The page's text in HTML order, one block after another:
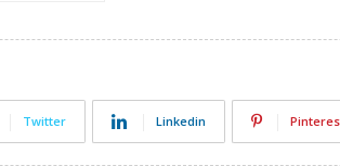
Twitter Linkedin